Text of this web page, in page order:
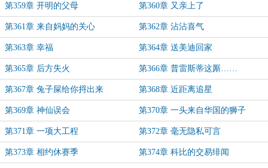
第359章 开明的父母 第360章 又亲上了
第361章 来自妈妈的关心 第362章 沾沾喜气
第363章 幸福 第364章 送美迪回家
第365章 后方失火 第366章 普雷斯蒂这厮……
第367章 兔子屎给你捋出来 第368章 近距离追星
第369章 神仙误会 第370章 一头来自华国的狮子
第371章 一项大工程 第372章 毫无隐私可言
第373章 相约休赛季 第374章 科比的交易绯闻